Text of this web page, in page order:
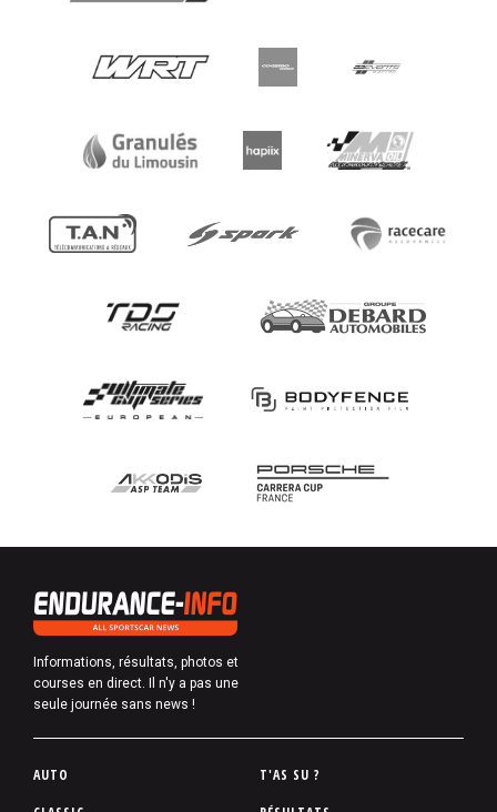
Informations, résultats, photos et
courses en direct. Il n'y a pas une
seule journée sans news !
P
AUTO
T'AS SU ?